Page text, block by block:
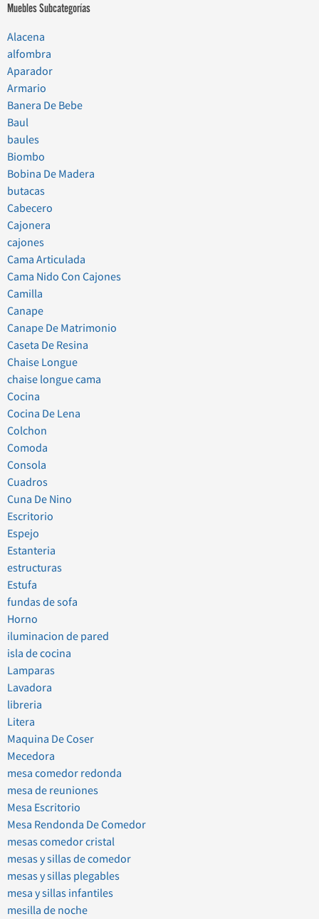
Muebles Subcategorías
Alacena
alfombra
Aparador
Armario
Banera De Bebe
Baul
baules
Biombo
Bobina De Madera
butacas
Cabecero
Cajonera
cajones
Cama Articulada
Cama Nido Con Cajones
Camilla
Canape
Canape De Matrimonio
Caseta De Resina
Chaise Longue
chaise longue cama
Cocina
Cocina De Lena
Colchon
Comoda
Consola
Cuadros
Cuna De Nino
Escritorio
Espejo
Estanteria
estructuras
Estufa
fundas de sofa
Horno
iluminacion de pared
isla de cocina
Lamparas
Lavadora
libreria
Litera
Maquina De Coser
Mecedora
mesa comedor redonda
mesa de reuniones
Mesa Escritorio
Mesa Rendonda De Comedor
mesas comedor cristal
mesas y sillas de comedor
mesas y sillas plegables
mesa y sillas infantiles
mesilla de noche